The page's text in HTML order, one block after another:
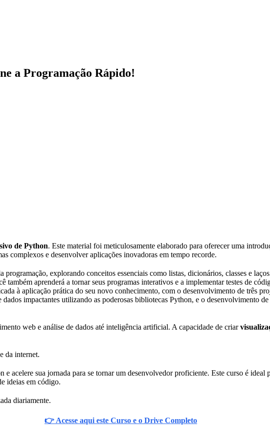
a Programação Rápido!
de Python. Este material foi meticulosamente elaborado para oferecer uma
complexos e desenvolver aplicações inovadoras em tempo recorde.
explorando conceitos essenciais como listas, dicionários, classes e
aprenderá a tornar seus programas interativos e a implementar testes de
à aplicação prática do seu novo conhecimento, com o desenvolvimento de três
impactantes utilizando as poderosas bibliotecas Python, e o desenvolvimento
web e análise de dados até inteligência artificial. A capacidade de criar
da internet.
acelere sua jornada para se tornar um desenvolvedor proficiente. Este curso é ideal
ideias em código.
diariamente.
👉 Acesse aqui este Curso e o Drive Completo